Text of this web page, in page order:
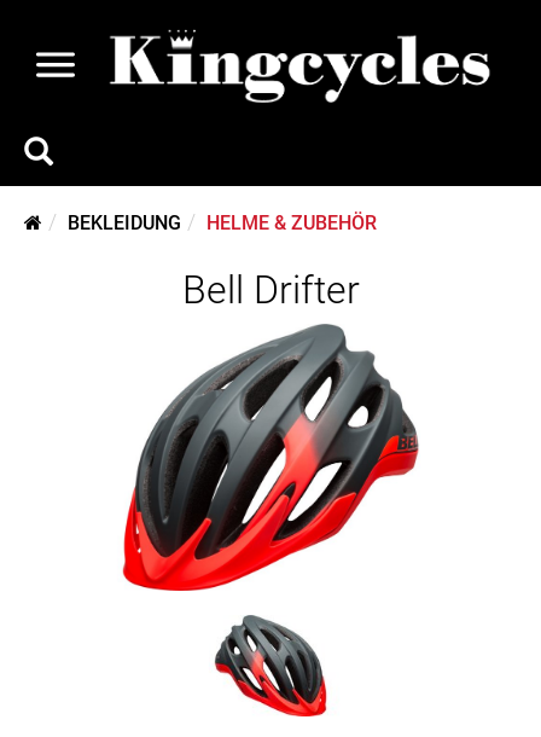
BEKLEIDUNG HELME & ZUBEHÖR
Bell Drifter